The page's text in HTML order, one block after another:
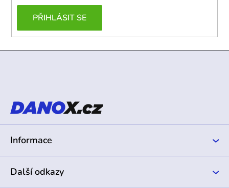
PŘIHLÁSIT SE
t
Informace
Další odkazy